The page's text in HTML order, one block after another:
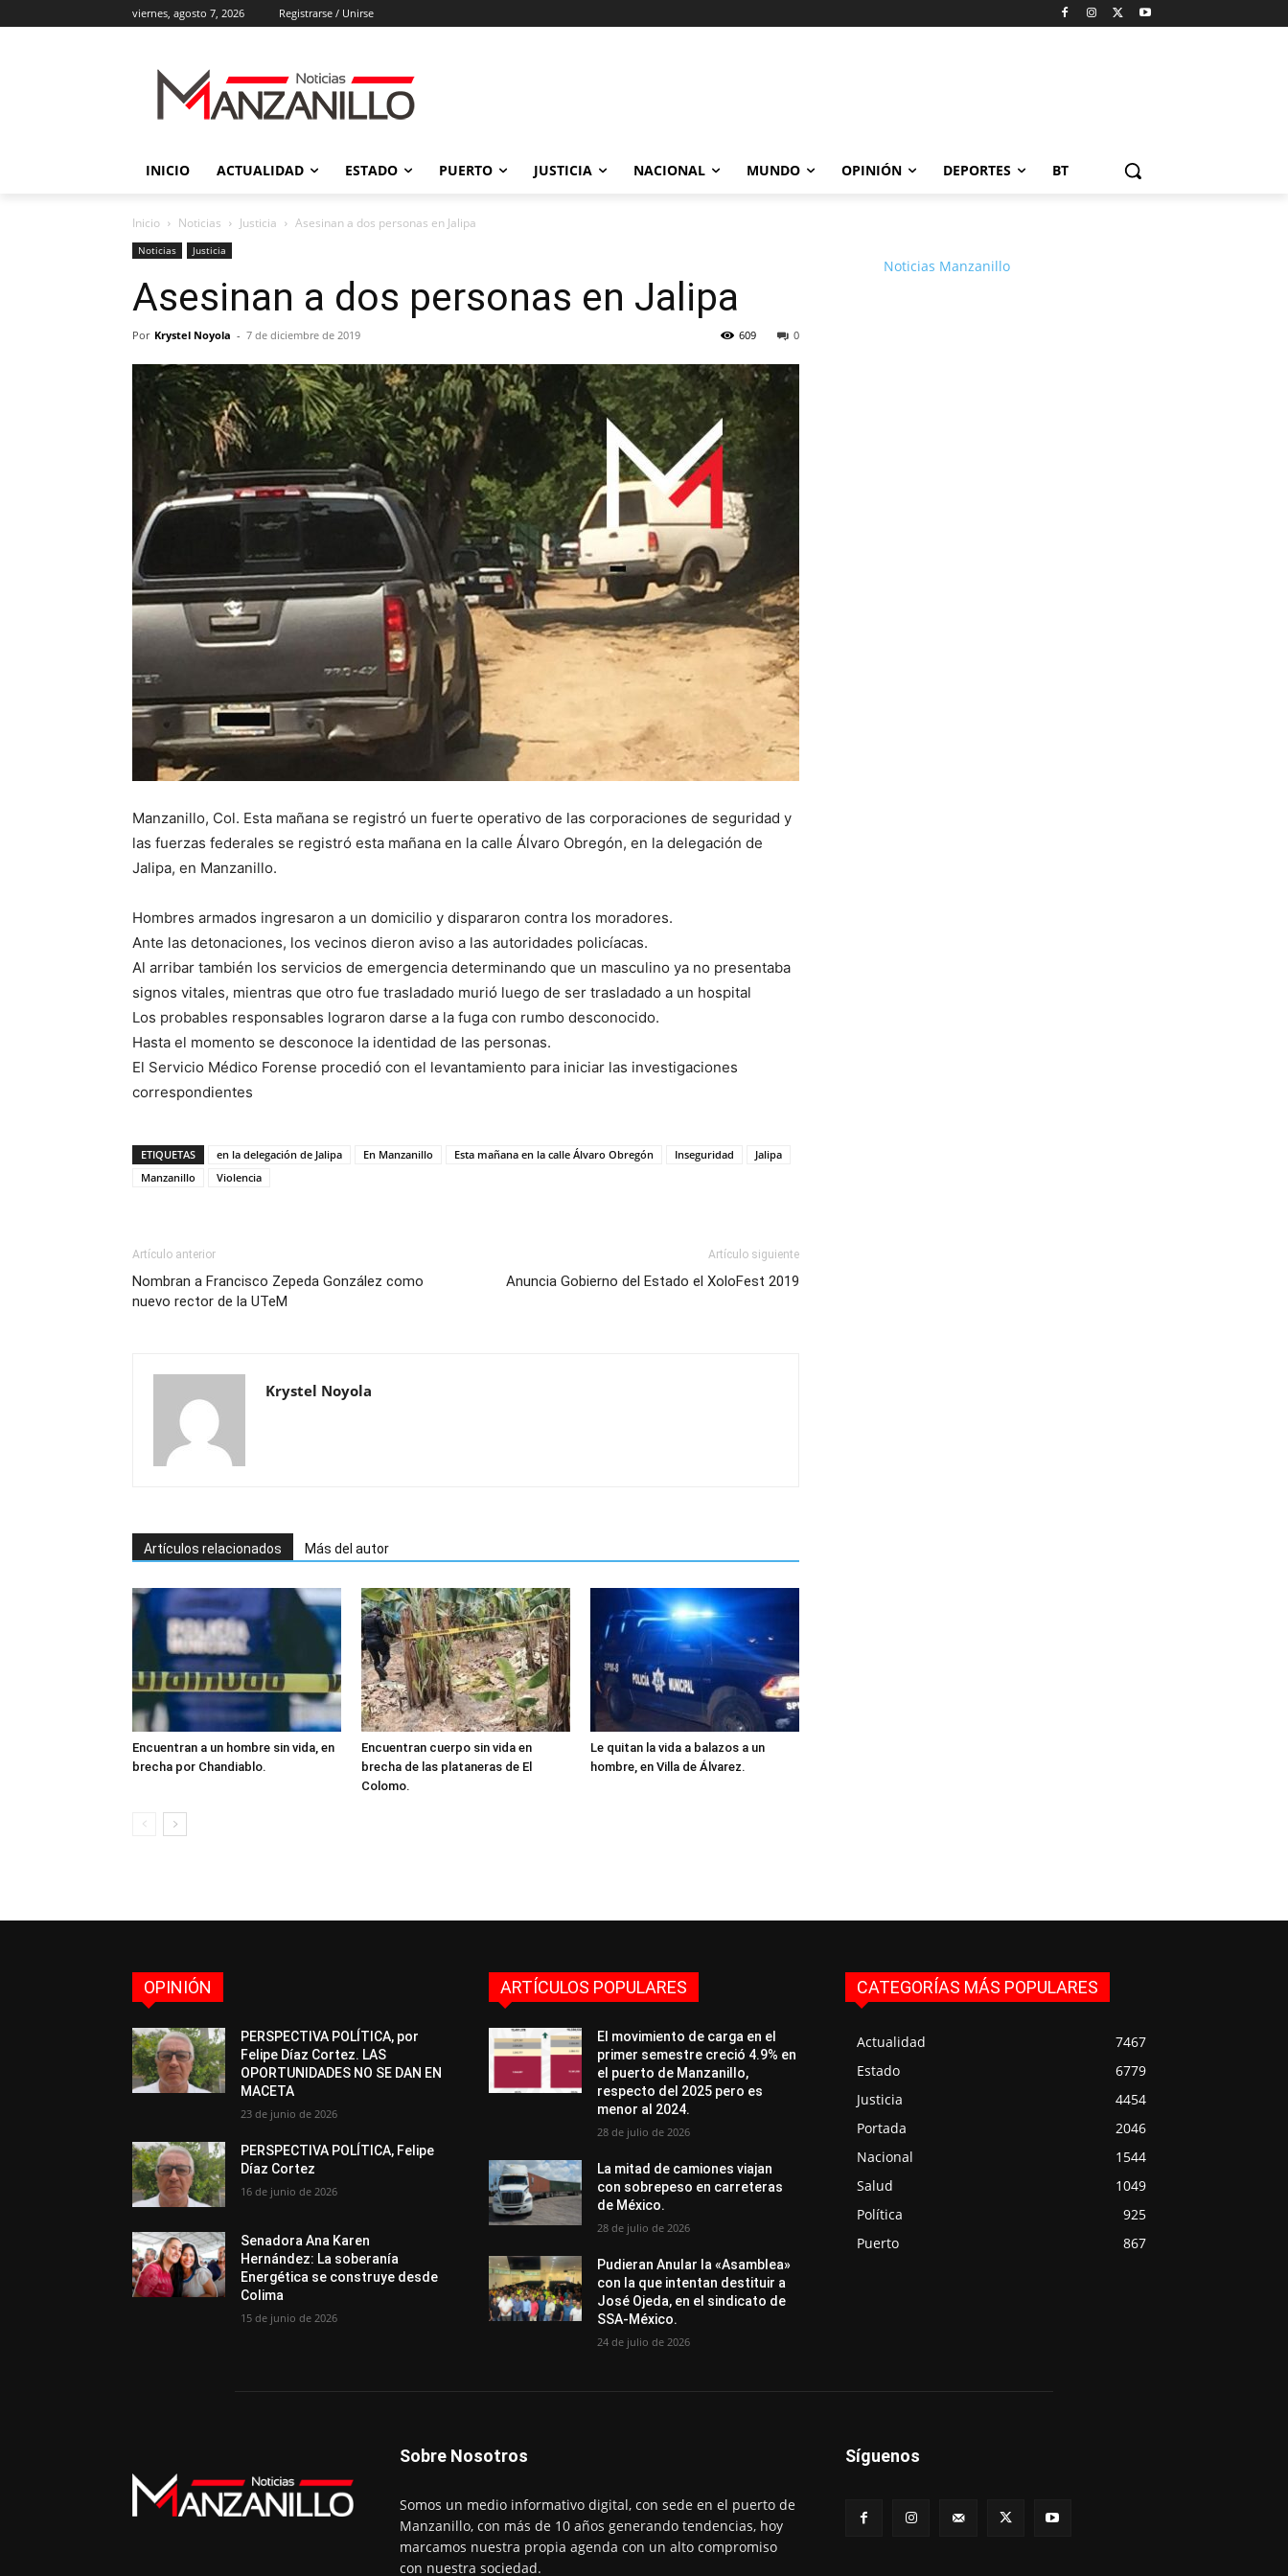
viernes, agosto 7, 2026 Registrarse / Unirse
INICIO ACTUALIDAD ESTADO PUERTO JUSTICIA NACIONAL MUNDO OPINIÓN DEPORTES BT
Inicio Noticias Justicia Asesinan a dos personas en Jalipa
Noticias Justicia
Asesinan a dos personas en Jalipa
Por Krystel Noyola - 7 de diciembre de 2019 0
609
Manzanillo, Col. Esta mañana se registró un fuerte operativo de las corporaciones de seguridad y
las fuerzas federales se registró esta mañana en la calle Álvaro Obregón, en la delegación de
Jalipa, en Manzanillo.
Hombres armados ingresaron a un domicilio y dispararon contra los moradores.
Ante las detonaciones, los vecinos dieron aviso a las autoridades policíacas.
Al arribar también los servicios de emergencia determinando que un masculino ya no presentaba
signos vitales, mientras que otro fue trasladado murió luego de ser trasladado a un hospital
Los probables responsables lograron darse a la fuga con rumbo desconocido.
Hasta el momento se desconoce la identidad de las personas.
El Servicio Médico Forense procedió con el levantamiento para iniciar las investigaciones
correspondientes
ETIQUETAS en la delegación de Jalipa En Manzanillo Esta mañana en la calle Álvaro Obregón Inseguridad
Jalipa
Manzanillo
Violencia
Artículo anterior
Nombran a Francisco Zepeda González como
nuevo rector de la UTeM
Artículo siguiente
Anuncia Gobierno del Estado el XoloFest 2019
Krystel Noyola
Artículos relacionados Más del autor
Encuentran a un hombre sin vida, en
brecha por Chandiablo.
Encuentran cuerpo sin vida en
brecha de las plataneras de El
Colomo.
Le quitan la vida a balazos a un
hombre, en Villa de Álvarez.
Noticias Manzanillo
OPINIÓN
PERSPECTIVA POLÍTICA, por
Felipe Díaz Cortez. LAS
OPORTUNIDADES NO SE DAN EN
MACETA
23 de junio de 2026
PERSPECTIVA POLÍTICA, Felipe
Díaz Cortez
16 de junio de 2026
Senadora Ana Karen
Hernández: La soberanía
Energética se construye desde
Colima
15 de junio de 2026
ARTÍCULOS POPULARES
El movimiento de carga en el
primer semestre creció 4.9% en
el puerto de Manzanillo,
respecto del 2025 pero es
menor al 2024.
28 de julio de 2026
La mitad de camiones viajan
con sobrepeso en carreteras
de México.
28 de julio de 2026
Pudieran Anular la «Asamblea»
con la que intentan destituir a
José Ojeda, en el sindicato de
SSA-México.
24 de julio de 2026
CATEGORÍAS MÁS POPULARES
Actualidad
7467
Estado
6779
Justicia
4454
Portada
2046
Nacional
1544
Salud
1049
Política
925
Puerto
867
Sobre Nosotros
Somos un medio informativo digital, con sede en el puerto de
Manzanillo, con más de 10 años generando tendencias, hoy
marcamos nuestra propia agenda con un alto compromiso
con nuestra sociedad.
Síguenos